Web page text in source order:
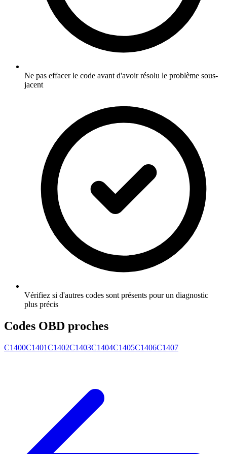
Ne pas effacer le code avant d'avoir résolu le problème sous-
jacent
Vérifiez si d'autres codes sont présents pour un diagnostic
plus précis
Codes OBD proches
C1400C1401C1402C1403C1404C1405C1406C1407